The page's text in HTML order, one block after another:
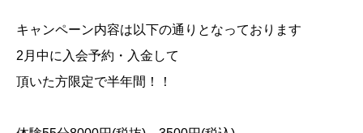
キャンペーン内容は以下の通りとなっております
2 月中に入会予約・入金して
頂いた方限定で半年間！！